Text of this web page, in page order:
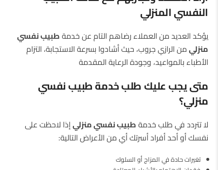
النفسي المنزلي
يؤكد العديد من العملاء رضاهم التام عن خدمةطبيب نفسي
منزليمن الرازي جروب، حيث أشادوا بسرعة الاستجابة، التزام
الأطباء بالمواعيد، وجودة الرعاية المقدمة
متى يجب عليك طلب خدمة طبيب نفسي
منزلي؟
لا تتردد في طلب خدمةطبيب نفسي منزليإذا لاحظت على
نفسك أو أحد أفراد أسرتك أي من الأعراض التالية:
تغيرات حادة في المزاج أو السلوك